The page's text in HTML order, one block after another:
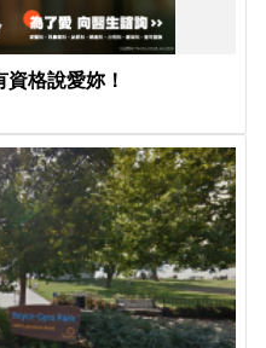
格說愛妳！